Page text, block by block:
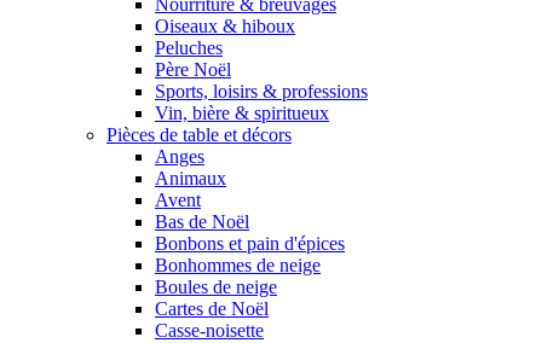
Nourriture & breuvages
Oiseaux & hiboux
Peluches
Père Noël
Sports, loisirs & professions
Vin, bière & spiritueux
Pièces de table et décors
Anges
Animaux
Avent
Bas de Noël
Bonbons et pain d'épices
Bonhommes de neige
Boules de neige
Cartes de Noël
Casse-noisette